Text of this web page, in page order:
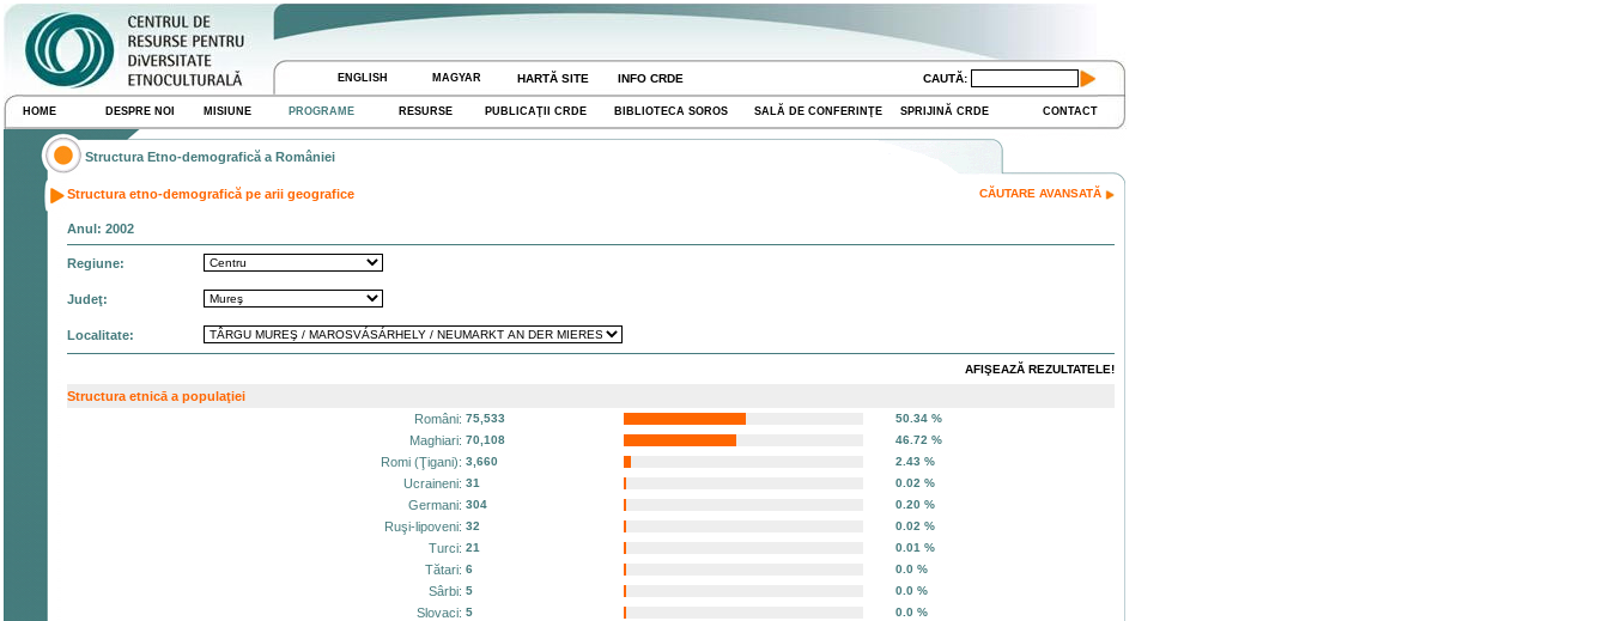
ENGLISH MAGYAR HARTĂ SITE INFO CRDE CAUTĂ:
HOME DESPRE NOI MISIUNE PROGRAME RESURSE PUBLICAŢII CRDE BIBLIOTECA SOROS SALĂ DE CONFERINŢE SPRIJINĂ CRDE CONTACT
Structura Etno-demografică a României
Structura etno-demografică pe arii geografice CĂUTARE AVANSATĂ
Anul: 2002
Regiune:
Judeţ:
Localitate:
AFIŞEAZĂ REZULTATELE!
Structura etnicā a populaţiei
Români: 75,533 50.34 %
Maghiari: 70,108 46.72 %
Romi (Ţigani): 3,660 2.43 %
Ucraineni: 31 0.02 %
Germani: 304 0.20 %
Ruşi-lipoveni: 32 0.02 %
Turci: 21 0.01 %
Tătari: 6 0.0 %
Sârbi: 5 0.0 %
Slovaci: 5 0.0 %